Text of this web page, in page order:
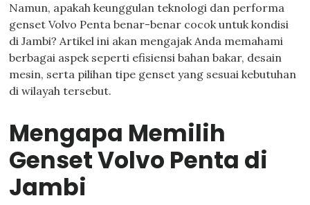
Namun, apakah keunggulan teknologi dan performa
genset Volvo Penta benar-benar cocok untuk kondisi
di Jambi? Artikel ini akan mengajak Anda memahami
berbagai aspek seperti efisiensi bahan bakar, desain
mesin, serta pilihan tipe genset yang sesuai kebutuhan
di wilayah tersebut.
Mengapa Memilih
Genset Volvo Penta di
Jambi